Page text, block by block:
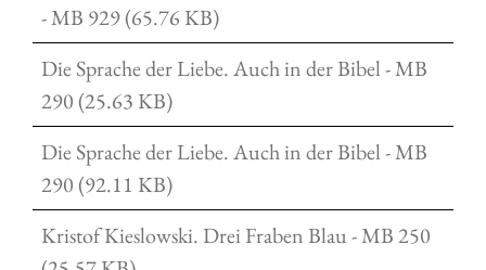
- MB 929 (65.76 KB)
Die Sprache der Liebe. Auch in der Bibel - MB
290 (25.63 KB)
Die Sprache der Liebe. Auch in der Bibel - MB
290 (92.11 KB)
Kristof Kieslowski. Drei Fraben Blau - MB 250